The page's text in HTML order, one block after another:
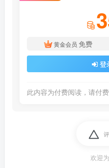
黄金会员 免费
登
此内容为付费阅读，请付
欢迎